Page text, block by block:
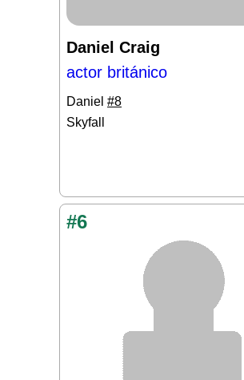
Daniel Craig
actor británico
Daniel #8
Skyfall
#6